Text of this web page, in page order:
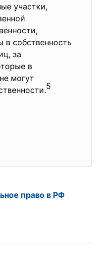
участки,
в собственность
за
в
могут
5
право в РФ